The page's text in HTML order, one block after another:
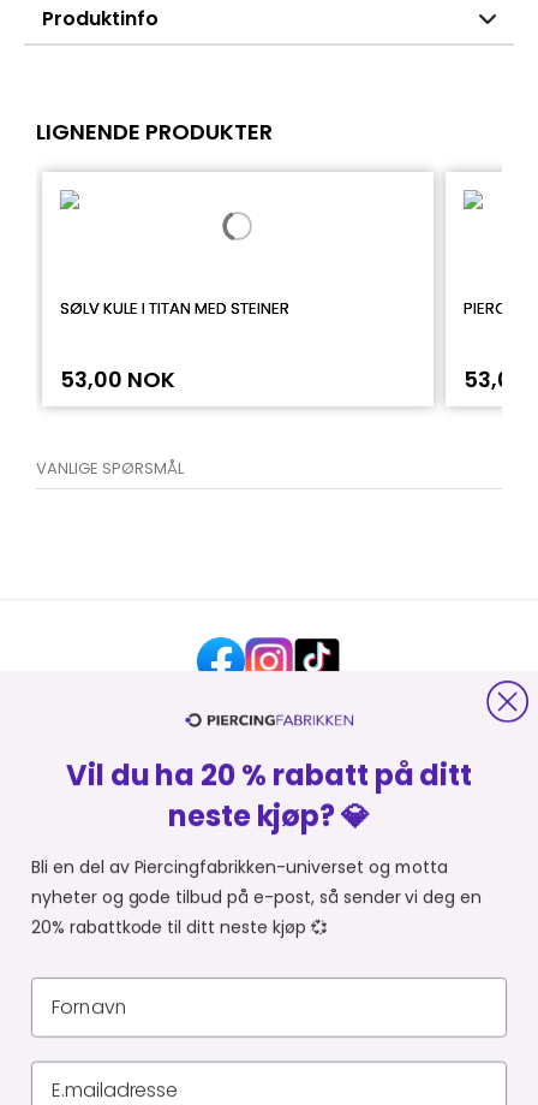
Produktinfo
LIGNENDE PRODUKTER
SØLV KULE I TITAN MED STEINER
53,00 NOK 53,00
VANLIGE SPØRSMÅL
HJELP OG KONTAKT
OM PIERCINGFABRIKKEN
MER FRA PIERCINGFABRIKKEN
Vil du ha 20 % rabatt på ditt
neste kjøp? 💎
Bli en del av Piercingfabrikken-universet og motta
nyheter og gode tilbud på e-post, så sender vi deg en
20% rabattkode til ditt neste kjøp 💞